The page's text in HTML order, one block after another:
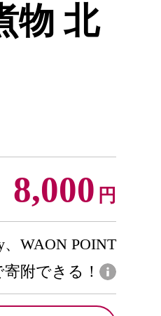
物 北
8,000 円
WAON POINT
附できる！